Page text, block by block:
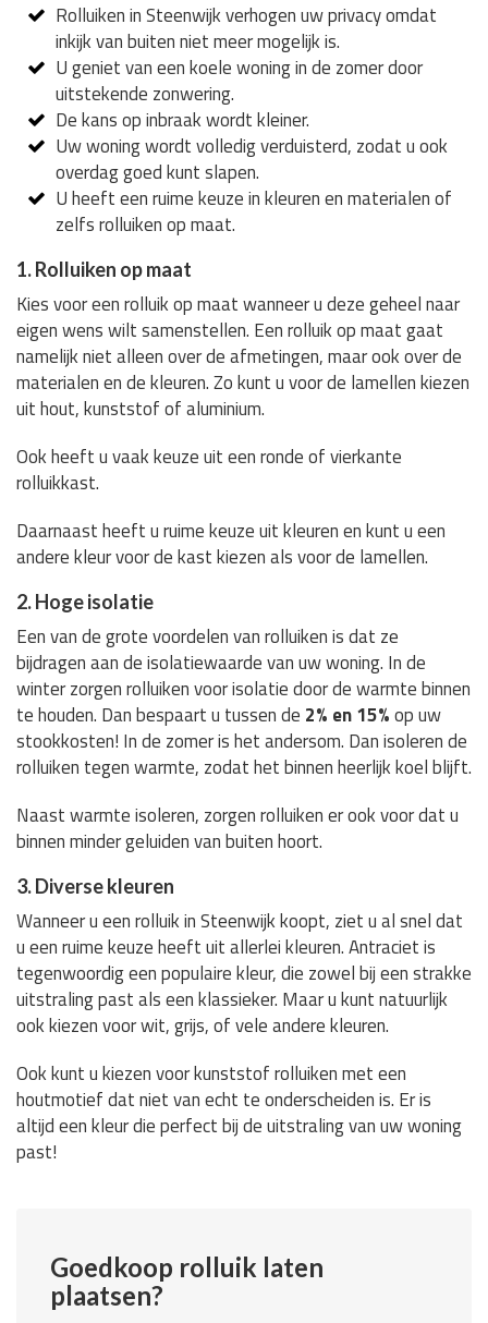
Rolluiken in Steenwijk verhogen uw privacy omdat
inkijk van buiten niet meer mogelijk is.
U geniet van een koele woning in de zomer door
uitstekende zonwering.
De kans op inbraak wordt kleiner.
Uw woning wordt volledig verduisterd, zodat u ook
overdag goed kunt slapen.
U heeft een ruime keuze in kleuren en materialen of
zelfs rolluiken op maat.
1. Rolluiken op maat
Kies voor een rolluik op maat wanneer u deze geheel naar
eigen wens wilt samenstellen. Een rolluik op maat gaat
namelijk niet alleen over de afmetingen, maar ook over de
materialen en de kleuren. Zo kunt u voor de lamellen kiezen
uit hout, kunststof of aluminium.
Ook heeft u vaak keuze uit een ronde of vierkante
rolluikkast.
Daarnaast heeft u ruime keuze uit kleuren en kunt u een
andere kleur voor de kast kiezen als voor de lamellen.
2. Hoge isolatie
Een van de grote voordelen van rolluiken is dat ze
bijdragen aan de isolatiewaarde van uw woning. In de
winter zorgen rolluiken voor isolatie door de warmte binnen
te houden. Dan bespaart u tussen de 2% en 15%op uw
stookkosten! In de zomer is het andersom. Dan isoleren de
rolluiken tegen warmte, zodat het binnen heerlijk koel blijft.
Naast warmte isoleren, zorgen rolluiken er ook voor dat u
binnen minder geluiden van buiten hoort.
3. Diverse kleuren
Wanneer u een rolluik in Steenwijk koopt, ziet u al snel dat
u een ruime keuze heeft uit allerlei kleuren. Antraciet is
tegenwoordig een populaire kleur, die zowel bij een strakke
uitstraling past als een klassieker. Maar u kunt natuurlijk
ook kiezen voor wit, grijs, of vele andere kleuren.
Ook kunt u kiezen voor kunststof rolluiken met een
houtmotief dat niet van echt te onderscheiden is. Er is
altijd een kleur die perfect bij de uitstraling van uw woning
past!
Goedkoop rolluik laten
plaatsen?